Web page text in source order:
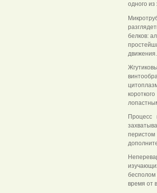
одного из
белков:
движения.
бесполом
время от